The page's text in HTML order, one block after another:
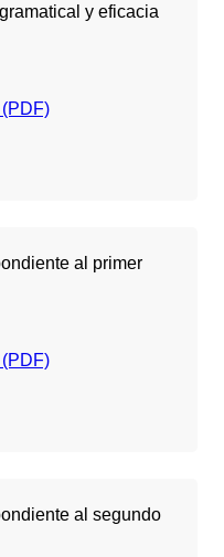
y eficacia
al primer
al segundo